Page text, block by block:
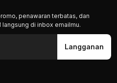
penawaran terbatas, dan
langsung di inbox emailmu.
Langganan